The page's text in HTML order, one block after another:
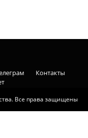
Все права защищены
Контакты